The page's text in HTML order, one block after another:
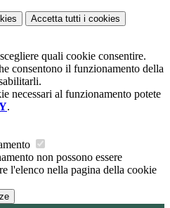
Accetta tutti i cookies
quali cookie consentire.
consentono il funzionamento della
necessari al funzionamento potete
.
non possono essere
l'elenco nella pagina della cookie